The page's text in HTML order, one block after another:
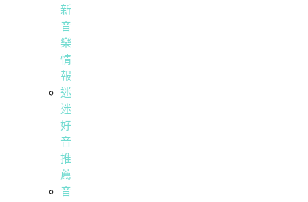
新
音
樂
情
報
迷
迷
好
音
推
薦
音